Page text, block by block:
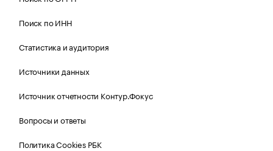
Поиск по ИНН
Статистика и аудитория
Источники данных
Источник отчетности Контур.Фокус
Вопросы и ответы
Политика Cookies РБК